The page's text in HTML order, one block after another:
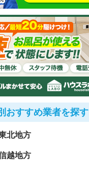
おすすめ業者を探す
北地方
越地方